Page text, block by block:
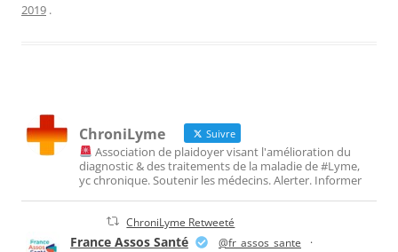
2019 .
ChroniLyme Suivre
Association de plaidoyer visant l'amélioration du
diagnostic & des traitements de la maladie de #Lyme,
yc chronique. Soutenir les médecins. Alerter. Informer
ChroniLyme Retweeté
France Assos Santé @fr_assos_sante
·